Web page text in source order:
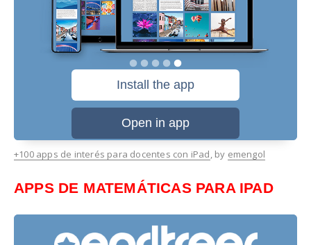
+100 apps de interés para docentes con iPad, by emengol
APPS DE MATEMÁTICAS PARA IPAD